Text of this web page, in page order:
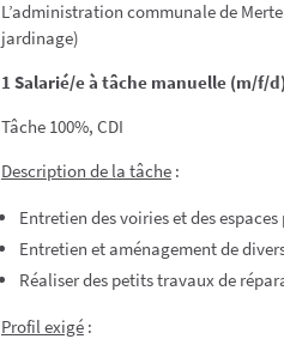
L’administration communale de
jardinage)
1 Salarié/e à tâche manuelle (m/f/d)
Tâche 100%, CDI
Description de la tâche:
Entretien des voiries et des
Entretien et aménagement de
Réaliser des petits travaux de
Profil exigé: